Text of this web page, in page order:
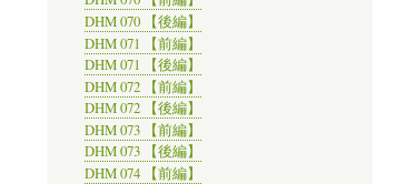
DHM 070 【後編】
DHM 071 【前編】
DHM 071 【後編】
DHM 072 【前編】
DHM 072 【後編】
DHM 073 【前編】
DHM 073 【後編】
DHM 074 【前編】